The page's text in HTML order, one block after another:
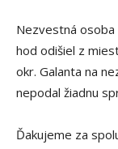
Nezvestná osoba
hod odišiel z
okr. Galanta na
nepodal žiadnu
Ďakujeme za